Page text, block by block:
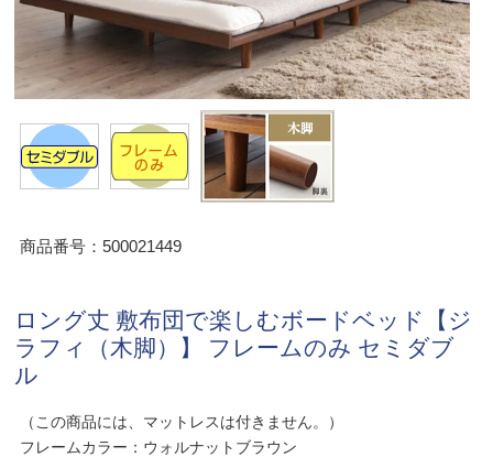
商品番号：500021449
ロング丈 敷布団で楽しむボードベッド【ジ
ラフィ（木脚）】 フレームのみ セミダブ
ル
（この商品には、マットレスは付きません。）
フレームカラー：ウォルナットブラウン